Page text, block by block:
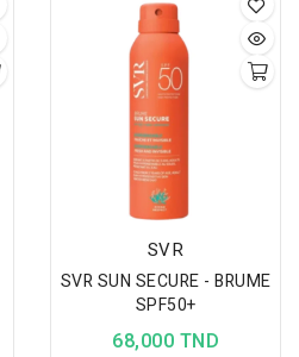
nouvelle génération
d’actif : l’anti-transpirant
micro-affiné. Il est 2 fois
plus petit que les actifs
classiques pour une
action ciblée directement
au cur des pores
SVR
SVR SUN SECURE - BRUME
SPF50+
68,000 TND